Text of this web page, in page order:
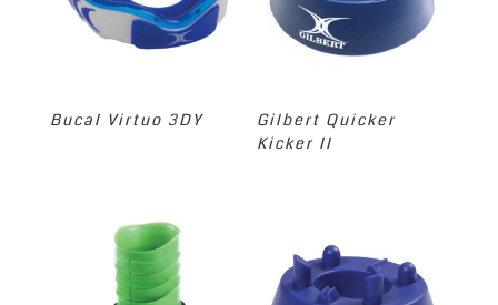
Bucal Virtuo 3DY
Gilbert Quicker
Kicker II